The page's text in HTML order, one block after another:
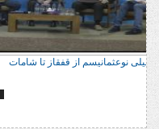
نشست تحلیلی نوعثمانیسم از